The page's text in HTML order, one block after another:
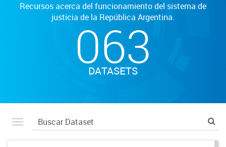
Recursos acerca del funcionamiento del sistema de
justicia de la República Argentina.
063
DATASETS